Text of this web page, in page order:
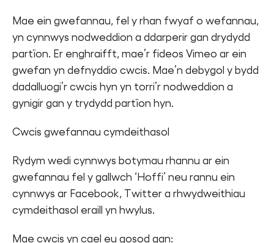
Mae ein gwefannau, fel y rhan fwyaf o wefannau,
yn cynnwys nodweddion a ddarperir gan drydydd
partïon. Er enghraifft, mae’r fideos Vimeo ar ein
gwefan yn defnyddio cwcis. Mae’n debygol y bydd
dadalluogi’r cwcis hyn yn torri’r nodweddion a
gynigir gan y trydydd partïon hyn.
Cwcis gwefannau cymdeithasol
Rydym wedi cynnwys botymau rhannu ar ein
gwefannau fel y gallwch ‘Hoffi’ neu rannu ein
cynnwys ar Facebook, Twitter a rhwydweithiau
cymdeithasol eraill yn hwylus.
Mae cwcis yn cael eu gosod gan: